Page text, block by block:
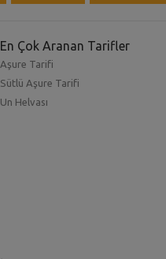
En Çok Aranan Tarifler
Aşure Tarifi
Sütlü Aşure Tarifi
Un Helvası